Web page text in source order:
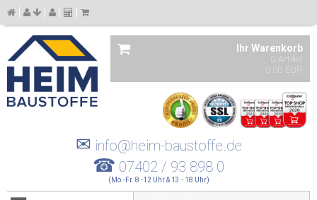
Ihr Warenkorb
0 Artikel
0,00 EUR
✉ info@heim-baustoffe.de
☎ 07402 / 93 898 0
(Mo.-Fr. 8 -12 Uhr & 13 - 18 Uhr)